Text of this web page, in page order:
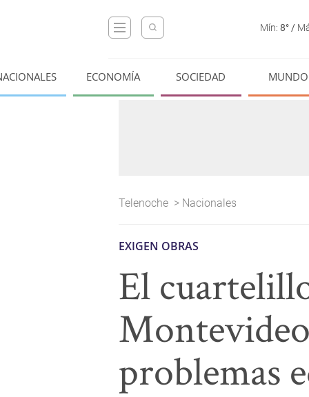
Mín: 8° /
ECONOMÍA SOCIEDAD MUNDO
Telenoche > Nacionales
EXIGEN OBRAS
El
problemas